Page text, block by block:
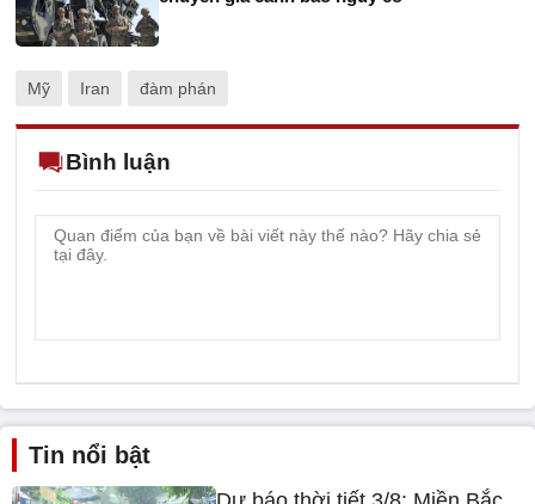
Mỹ Iran đàm phán
Bình luận
Tin nổi bật